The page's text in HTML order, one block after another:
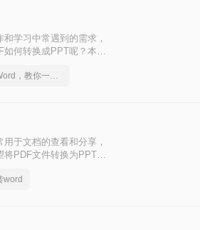
学习中常遇到的需求，
何转换成PPT呢？本文
如何将pdf转Word，教你一招搞定
于文档的查看和分享，
PDF文件转换为PPT格
复制粘贴内容。
word